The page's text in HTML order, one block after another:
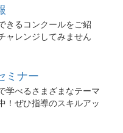
きるコンクールをご紹
ャレンジしてみません
ミナー
学べるさまざまなテーマ
！ぜひ指導のスキルアッ